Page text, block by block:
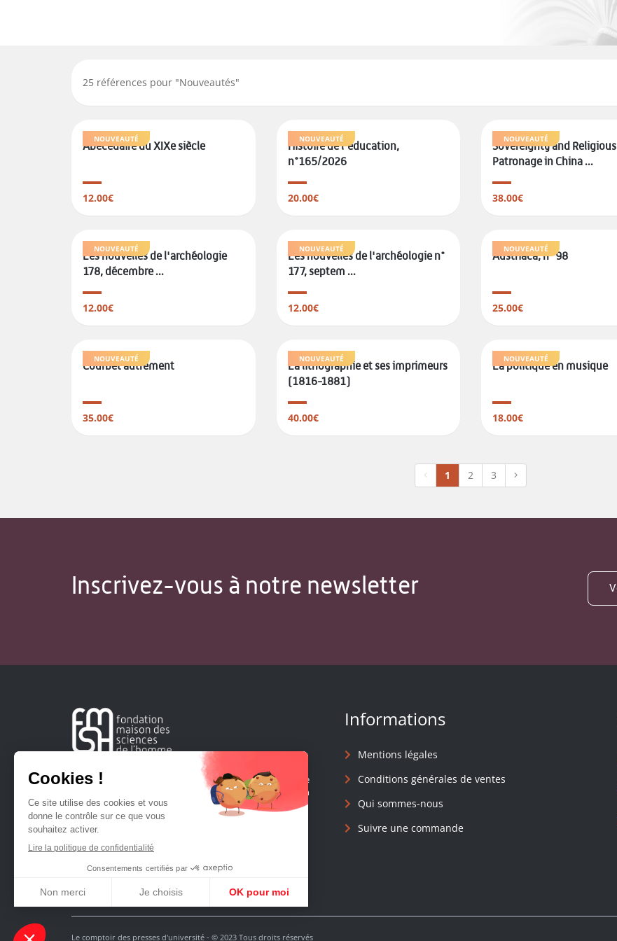
25 références pour "Nouveautés"
NOUVEAUTÉ
Abécédaire du XIXe siècle
12.00€
NOUVEAUTÉ
Histoire de l'éducation,
n°165/2026
20.00€
NOUVEAUTÉ
Sovereignty and Religious
Patronage in China ...
38.00€
NOUVEAUTÉ
Les nouvelles de l'archéologie
178, décembre ...
12.00€
NOUVEAUTÉ
Les nouvelles de l'archéologie n°
177, septem ...
12.00€
NOUVEAUTÉ
Austriaca, n° 98
25.00€
NOUVEAUTÉ
Courbet autrement
35.00€
NOUVEAUTÉ
La lithographie et ses imprimeurs
(1816-1881)
40.00€
NOUVEAUTÉ
La politique en musique
18.00€
1 2 3
Inscrivez-vous à notre newsletter
Créée en 1963, la Fondation Maison Sciences de l'Homme
soutient la recherche et la diffusion des connaissances en
sciences humaines et sociales.
Informations
Mentions légales
Conditions générales de ventes
Qui sommes-nous
Suivre une commande
Le comptoir des presses d'université - © 2023 Tous droits réservés